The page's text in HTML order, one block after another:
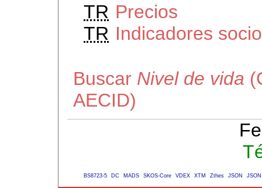
TR Precios
TR Indicadores
Buscar Nivel de vida
AECID)
BS8723-5 DC MADS SKOS-Core VDEX XTM Zthes JSON